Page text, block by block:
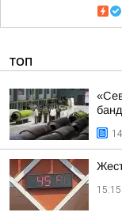
ТОП
15:15